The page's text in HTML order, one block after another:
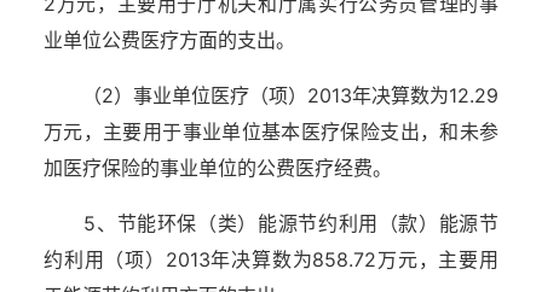
业单位公费医疗方面的支出。
（2）事业单位医疗（项）2013年决算数为12.29
万元，主要用于事业单位基本医疗保险支出，和未参
加医疗保险的事业单位的公费医疗经费。
5、节能环保（类）能源节约利用（款）能源节
约利用（项）2013年决算数为858.72万元，主要用